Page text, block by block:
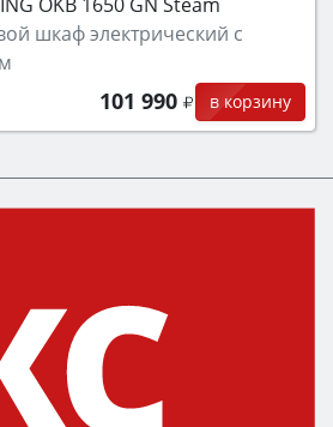
шкаф электрический с
101 990 в корзину